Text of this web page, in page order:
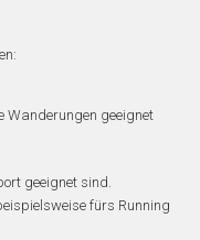
Wanderungen geeignet
geeignet sind.
fürs Running